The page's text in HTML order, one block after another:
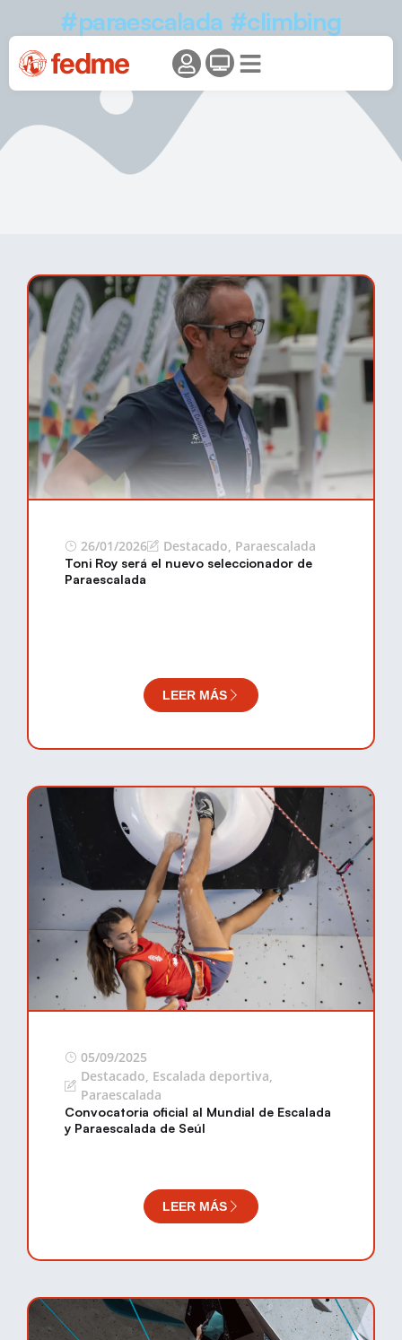
#paraescalada #climbing
26/01/2026 Destacado, Paraescalada
Toni Roy será el nuevo seleccionador de
Paraescalada
LEER MÁS
05/09/2025
Destacado, Escalada deportiva,
Paraescalada
Convocatoria oficial al Mundial de Escalada
y Paraescalada de Seúl
LEER MÁS